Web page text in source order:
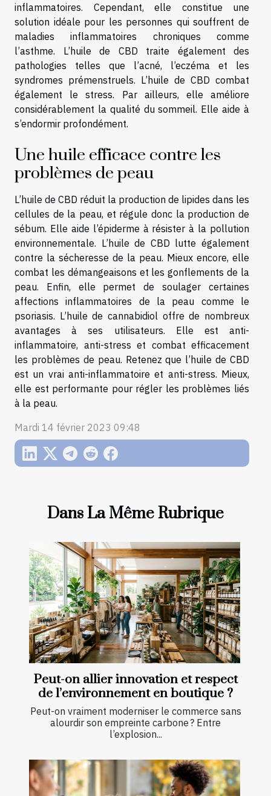
inflammatoires. Cependant, elle constitue une
solution idéale pour les personnes qui souffrent de
maladies inflammatoires chroniques comme
l’asthme. L’huile de CBD traite également des
pathologies telles que l’acné, l’eczéma et les
syndromes prémenstruels. L’huile de CBD combat
également le stress. Par ailleurs, elle améliore
considérablement la qualité du sommeil. Elle aide à
s’endormir profondément.
Une huile efficace contre les
problèmes de peau
L’huile de CBD réduit la production de lipides dans les
cellules de la peau, et régule donc la production de
sébum. Elle aide l’épiderme à résister à la pollution
environnementale. L’huile de CBD lutte également
contre la sécheresse de la peau. Mieux encore, elle
combat les démangeaisons et les gonflements de la
peau. Enfin, elle permet de soulager certaines
affections inflammatoires de la peau comme le
psoriasis. L’huile de cannabidiol offre de nombreux
avantages à ses utilisateurs. Elle est anti-
inflammatoire, anti-stress et combat efficacement
les problèmes de peau. Retenez que l’huile de CBD
est un vrai anti-inflammatoire et anti-stress. Mieux,
elle est performante pour régler les problèmes liés
à la peau.
Mardi 14 février 2023 09:48
Dans La Même Rubrique
Peut-on allier innovation et respect
de l’environnement en boutique ?
Peut-on vraiment moderniser le commerce sans
alourdir son empreinte carbone ? Entre
l’explosion...